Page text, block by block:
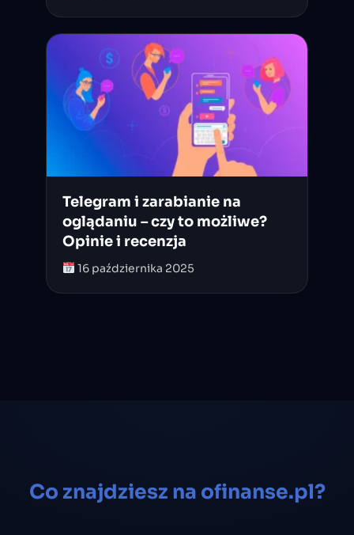
Telegram i zarabianie na
oglądaniu – czy to możliwe?
Opinie i recenzja
16 października 2025
Co znajdziesz na ofinanse.pl?